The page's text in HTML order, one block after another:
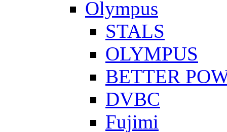
Olympus
STALS
OLYMPUS
BETTER
DVBC
Fujimi